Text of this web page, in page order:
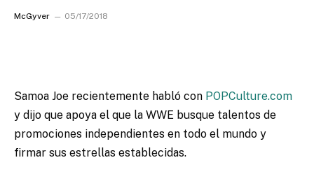
McGyver 05/17/2018
Samoa Joe recientemente habló con POPCulture.com
y dijo que apoya el que la WWE busque talentos de
promociones independientes en todo el mundo y
firmar sus estrellas establecidas.